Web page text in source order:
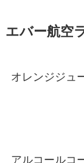
エバー航空
オレンジジュ
アルコールコ